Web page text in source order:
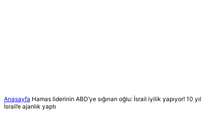
Anasayfa Hamas liderinin ABD’ye sığınan oğlu: İsrail iyilik yapıyor! 10 yıl
İsrail’e ajanlık yaptı